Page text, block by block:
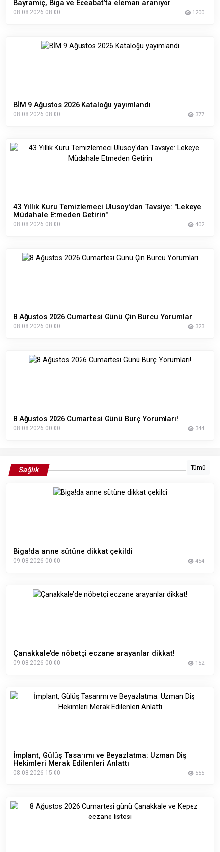
Bayramiç, Biga ve Eceabat’ta eleman aranıyor
08.08.2026 08:00 1200
BİM 9 Ağustos 2026 Kataloğu yayımlandı
08.08.2026 08:00 377
43 Yıllık Kuru Temizlemeci Ulusoy'dan Tavsiye: "Lekeye
Müdahale Etmeden Getirin"
08.08.2026 08:00 402
8 Ağustos 2026 Cumartesi Günü Çin Burcu Yorumları
08.08.2026 00:00 323
8 Ağustos 2026 Cumartesi Günü Burç Yorumları!
08.08.2026 00:00 344
Sağlık Tümü
Biga!da anne sütüne dikkat çekildi
09.08.2026 00:00 454
Çanakkale’de nöbetçi eczane arayanlar dikkat!
09.08.2026 00:00 152
İmplant, Gülüş Tasarımı ve Beyazlatma: Uzman Diş
Hekimleri Merak Edilenleri Anlattı
08.08.2026 15:00 555